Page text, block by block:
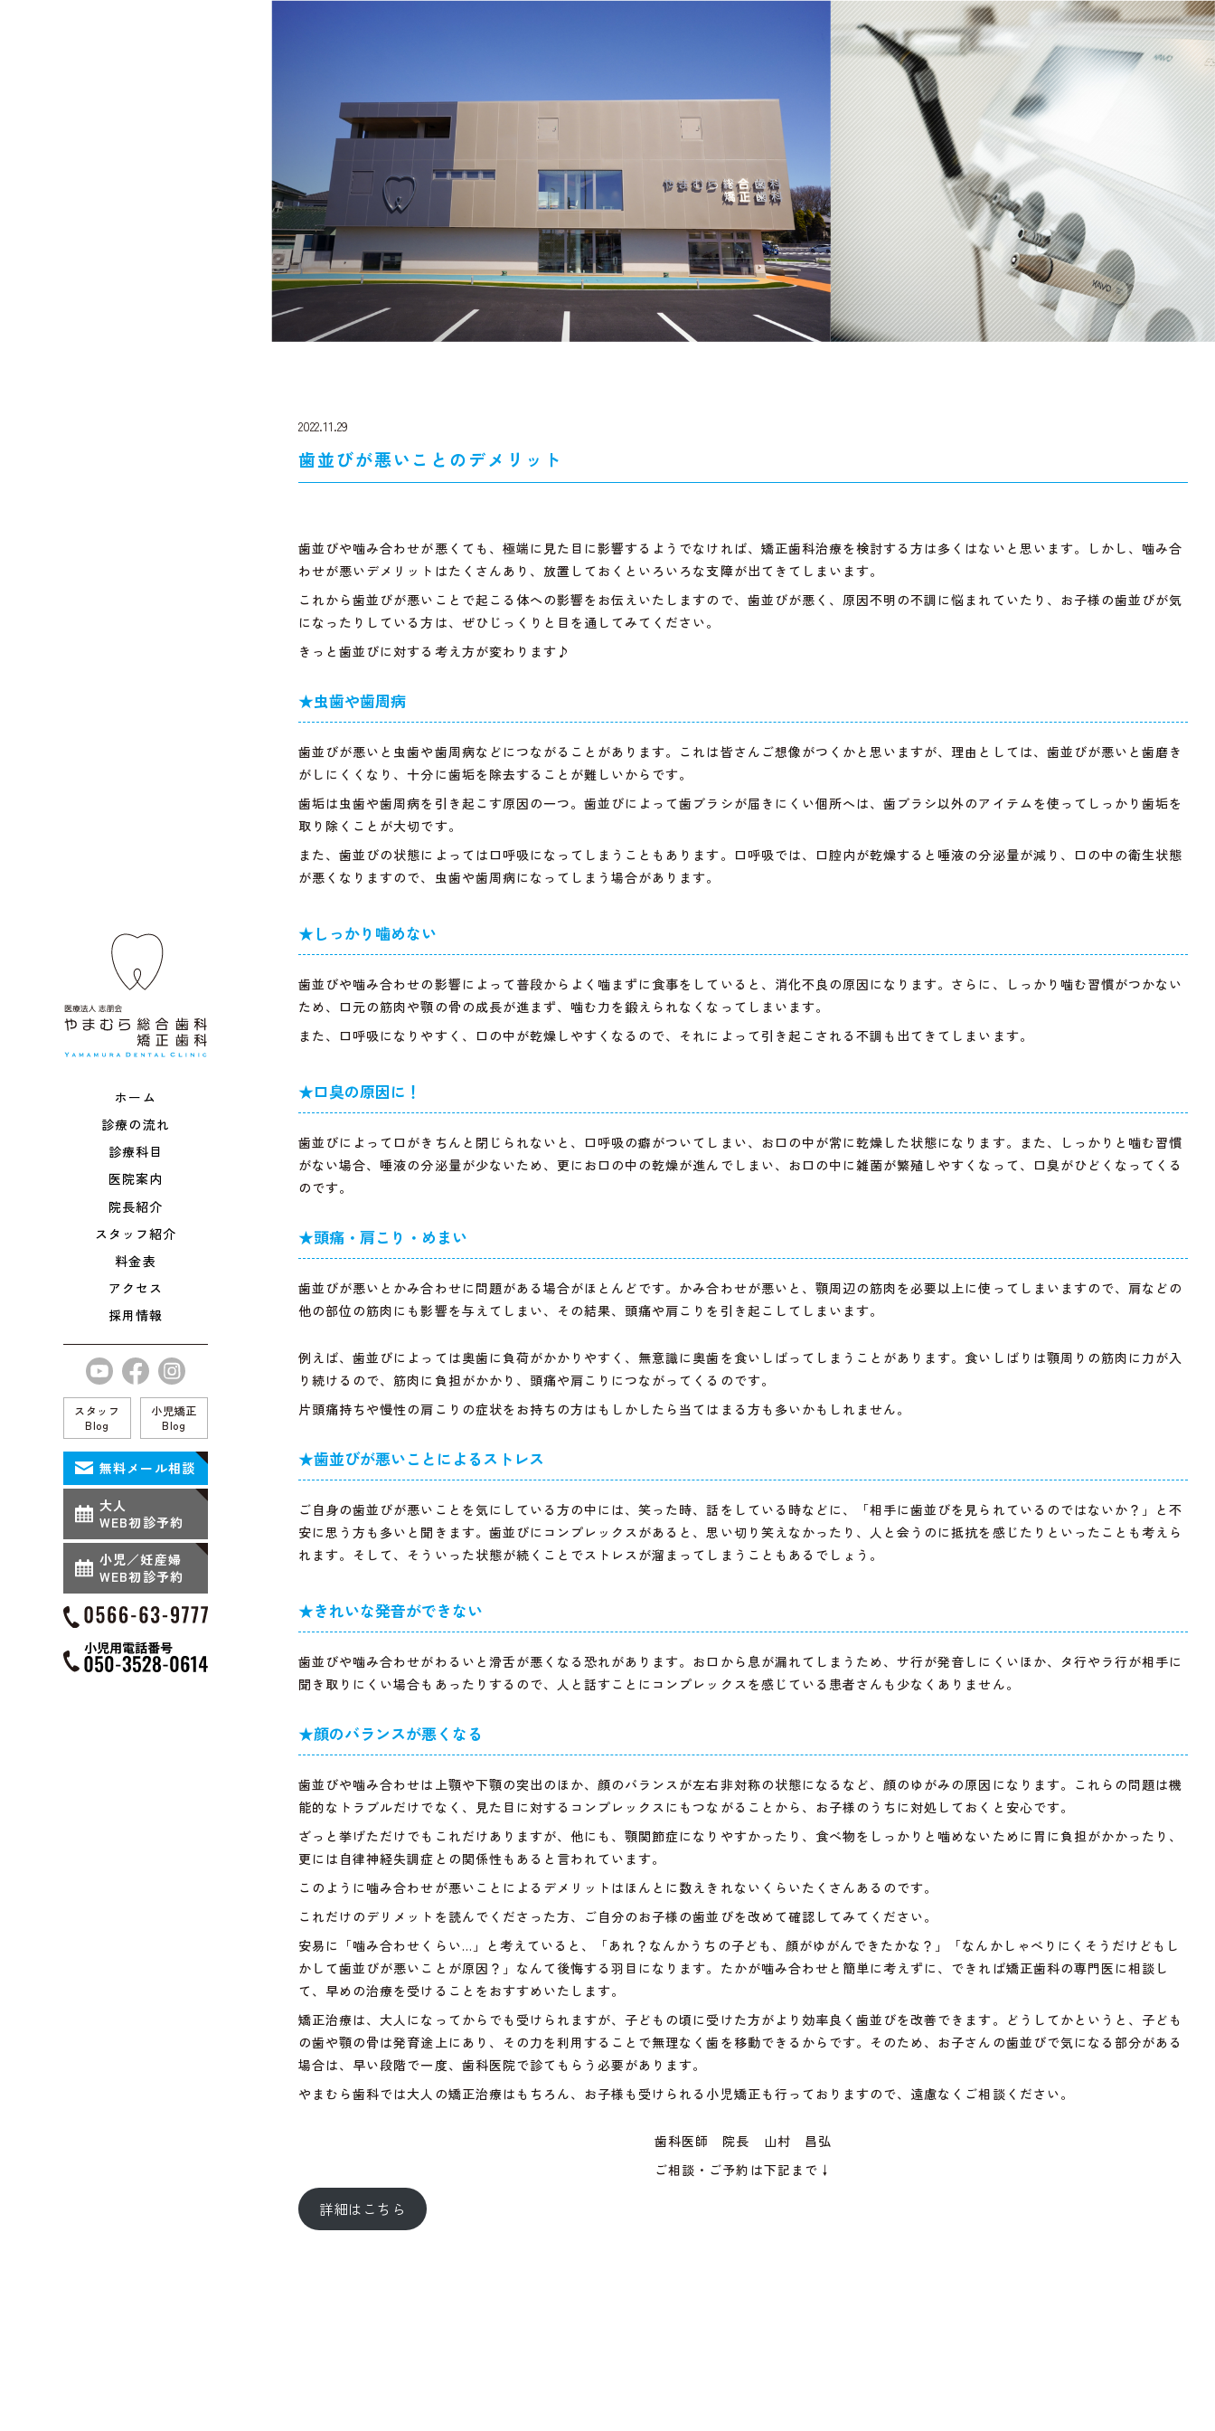
ホーム
診療の流れ
診療科目
医院案内
院長紹介
スタッフ紹介
料金表
アクセス
採用情報
スタッフ
Blog
小児矯正
Blog
無料メール相談
大人
WEB初診予約
小児／妊産婦
WEB初診予約
2022.11.29
歯並びが悪いことのデメリット
歯並びや噛み合わせが悪くても、極端に見た目に影響するようでなければ、矯正歯科治療を検討する方は多くはないと思います。しかし、噛み合
わせが悪いデメリットはたくさんあり、放置しておくといろいろな支障が出てきてしまいます。
これから歯並びが悪いことで起こる体への影響をお伝えいたしますので、歯並びが悪く、原因不明の不調に悩まれていたり、お子様の歯並びが気
になったりしている方は、ぜひじっくりと目を通してみてください。
きっと歯並びに対する考え方が変わります♪
★虫歯や歯周病
歯並びが悪いと虫歯や歯周病などにつながることがあります。これは皆さんご想像がつくかと思いますが、理由としては、歯並びが悪いと歯磨き
がしにくくなり、十分に歯垢を除去することが難しいからです。
歯垢は虫歯や歯周病を引き起こす原因の一つ。歯並びによって歯ブラシが届きにくい個所へは、歯ブラシ以外のアイテムを使ってしっかり歯垢を
取り除くことが大切です。
また、歯並びの状態によっては口呼吸になってしまうこともあります。口呼吸では、口腔内が乾燥すると唾液の分泌量が減り、口の中の衛生状態
が悪くなりますので、虫歯や歯周病になってしまう場合があります。
★しっかり噛めない
歯並びや噛み合わせの影響によって普段からよく噛まずに食事をしていると、消化不良の原因になります。さらに、しっかり噛む習慣がつかない
ため、口元の筋肉や顎の骨の成長が進まず、噛む力を鍛えられなくなってしまいます。
また、口呼吸になりやすく、口の中が乾燥しやすくなるので、それによって引き起こされる不調も出てきてしまいます。
★口臭の原因に！
歯並びによって口がきちんと閉じられないと、口呼吸の癖がついてしまい、お口の中が常に乾燥した状態になります。また、しっかりと噛む習慣
がない場合、唾液の分泌量が少ないため、更にお口の中の乾燥が進んでしまい、お口の中に雑菌が繁殖しやすくなって、口臭がひどくなってくる
のです。
★頭痛・肩こり・めまい
歯並びが悪いとかみ合わせに問題がある場合がほとんどです。かみ合わせが悪いと、顎周辺の筋肉を必要以上に使ってしまいますので、肩などの
他の部位の筋肉にも影響を与えてしまい、その結果、頭痛や肩こりを引き起こしてしまいます。
例えば、歯並びによっては奥歯に負荷がかかりやすく、無意識に奥歯を食いしばってしまうことがあります。食いしばりは顎周りの筋肉に力が入
り続けるので、筋肉に負担がかかり、頭痛や肩こりにつながってくるのです。
片頭痛持ちや慢性の肩こりの症状をお持ちの方はもしかしたら当てはまる方も多いかもしれません。
★歯並びが悪いことによるストレス
ご自身の歯並びが悪いことを気にしている方の中には、笑った時、話をしている時などに、「相手に歯並びを見られているのではないか？」と不
安に思う方も多いと聞きます。歯並びにコンプレックスがあると、思い切り笑えなかったり、人と会うのに抵抗を感じたりといったことも考えら
れます。そして、そういった状態が続くことでストレスが溜まってしまうこともあるでしょう。
★きれいな発音ができない
歯並びや噛み合わせがわるいと滑舌が悪くなる恐れがあります。お口から息が漏れてしまうため、サ行が発音しにくいほか、タ行やラ行が相手に
聞き取りにくい場合もあったりするので、人と話すことにコンプレックスを感じている患者さんも少なくありません。
★顔のバランスが悪くなる
歯並びや噛み合わせは上顎や下顎の突出のほか、顔のバランスが左右非対称の状態になるなど、顔のゆがみの原因になります。これらの問題は機
能的なトラブルだけでなく、見た目に対するコンプレックスにもつながることから、お子様のうちに対処しておくと安心です。
ざっと挙げただけでもこれだけありますが、他にも、顎関節症になりやすかったり、食べ物をしっかりと噛めないために胃に負担がかかったり、
更には自律神経失調症との関係性もあると言われています。
このように噛み合わせが悪いことによるデメリットはほんとに数えきれないくらいたくさんあるのです。
これだけのデリメットを読んでくださった方、ご自分のお子様の歯並びを改めて確認してみてください。
安易に「噛み合わせくらい…」と考えていると、「あれ？なんかうちの子ども、顔がゆがんできたかな？」「なんかしゃべりにくそうだけどもし
かして歯並びが悪いことが原因？」なんて後悔する羽目になります。たかが噛み合わせと簡単に考えずに、できれば矯正歯科の専門医に相談し
て、早めの治療を受けることをおすすめいたします。
矯正治療は、大人になってからでも受けられますが、子どもの頃に受けた方がより効率良く歯並びを改善できます。どうしてかというと、子ども
の歯や顎の骨は発育途上にあり、その力を利用することで無理なく歯を移動できるからです。そのため、お子さんの歯並びで気になる部分がある
場合は、早い段階で一度、歯科医院で診てもらう必要があります。
やまむら歯科では大人の矯正治療はもちろん、お子様も受けられる小児矯正も行っておりますので、遠慮なくご相談ください。
歯科医師 院長 山村 昌弘
ご相談・ご予約は下記まで↓
詳細はこちら